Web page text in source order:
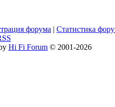
форума | Статистика
Hi Fi Forum © 2001-2026